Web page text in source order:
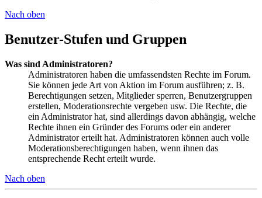
Nach oben
Benutzer-Stufen und Gruppen
Was sind Administratoren?
Administratoren haben die umfassendsten Rechte im Forum.
Sie können jede Art von Aktion im Forum ausführen; z. B.
Berechtigungen setzen, Mitglieder sperren, Benutzergruppen
erstellen, Moderationsrechte vergeben usw. Die Rechte, die
ein Administrator hat, sind allerdings davon abhängig, welche
Rechte ihnen ein Gründer des Forums oder ein anderer
Administrator erteilt hat. Administratoren können auch volle
Moderationsberechtigungen haben, wenn ihnen das
entsprechende Recht erteilt wurde.
Nach oben